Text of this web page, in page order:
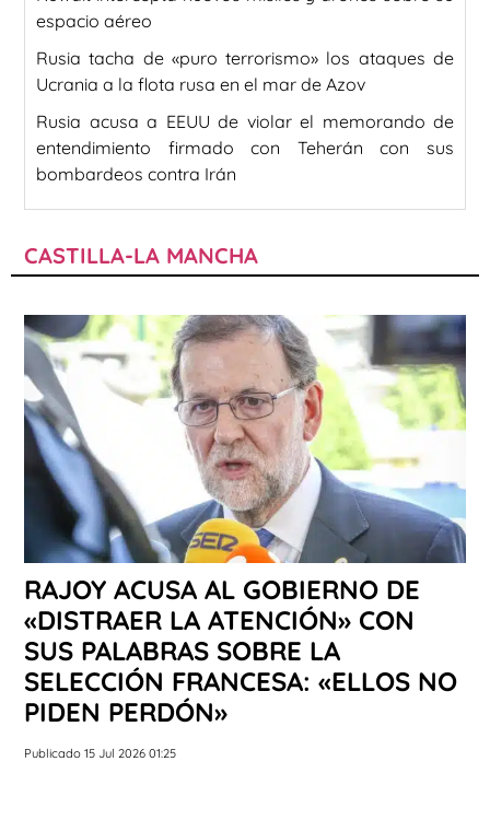
espacio aéreo
Rusia tacha de «puro terrorismo» los ataques de
Ucrania a la flota rusa en el mar de Azov
Rusia acusa a EEUU de violar el memorando de
entendimiento firmado con Teherán con sus
bombardeos contra Irán
CASTILLA-LA MANCHA
RAJOY ACUSA AL GOBIERNO DE
«DISTRAER LA ATENCIÓN» CON
SUS PALABRAS SOBRE LA
SELECCIÓN FRANCESA: «ELLOS NO
PIDEN PERDÓN»
Publicado 15 Jul 2026 01:25